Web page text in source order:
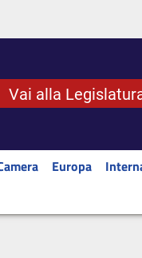
Vai alla
Europa